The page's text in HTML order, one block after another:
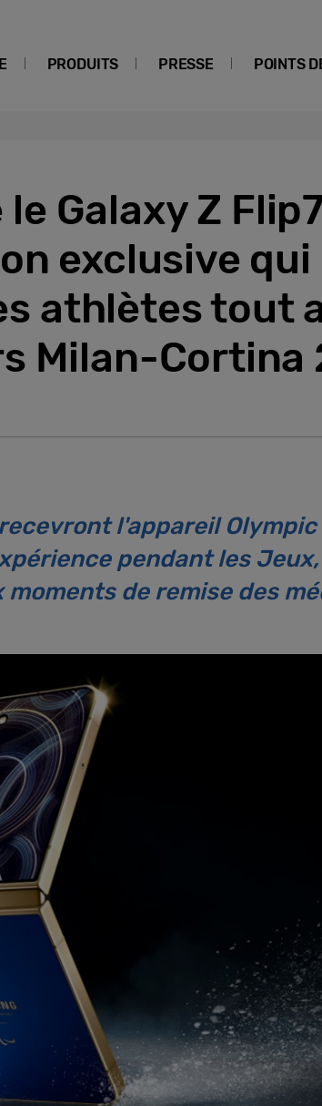
PRODUITS PRESSE POINTS
Galaxy Z
exclusive qui
athlètes tout
Milan-Cortina
l'appareil
pendant les
moments de remise des